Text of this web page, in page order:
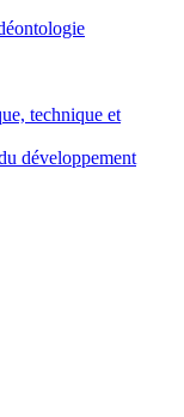
technique et
développement